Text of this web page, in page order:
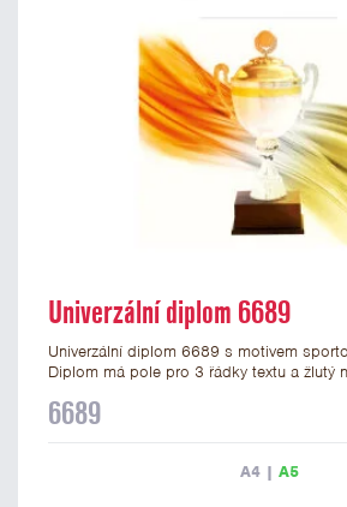
Univerzální diplom 6689
Univerzální diplom 6689 s motivem
Diplom má pole pro 3 řádky textu a žlutý
diplom je vhodný pro většinu událostí, ke
6689
A4| A5